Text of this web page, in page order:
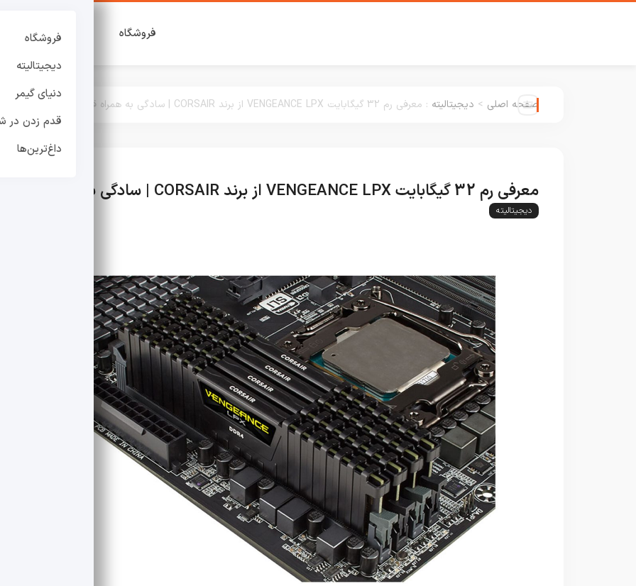
فروشگاه دیجیتالیتهفروشگاه
دیجیتالیته
دنیای گیمر
قدم زدن در
داغ‌ترین‌ها
صفحه اصلی > دیجیتالیته : معرفی رم 32 گیگابایت VENGEANCE LPX از برند CORSAIR | سادگی به همراه قدرت
معرفی رم 32 گیگابایت VENGEANCE LPX از برند CORSAIR | سادگی به همراه قدرت
دیجیتالیته